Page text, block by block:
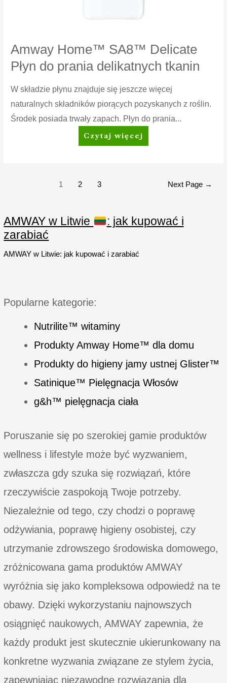
Amway Home™ SA8™ Delicate
Płyn do prania delikatnych tkanin
W składzie płynu znajduje się jeszcze więcej
naturalnych składników piorących pozyskanych z roślin.
Środek posiada trwały zapach. Płyn do prania...
Amway
Home™
Płyn
delikatnych
tkanin
Czytaj więcej
1 2 3 Next Page →
AMWAY w Litwie
: jak kupować i
zarabiać
AMWAY w Litwie: jak kupować i zarabiać
Popularne kategorie:
Nutrilite™ witaminy
Produkty Amway Home™ dla domu
Produkty do higieny jamy ustnej Glister™
Satinique™ Pielęgnacja Włosów
g&h™ pielęgnacja ciała
Poruszanie się po szerokiej gamie produktów
wellness i lifestyle może być wyzwaniem,
zwłaszcza gdy szuka się rozwiązań, które
rzeczywiście zaspokoją Twoje potrzeby.
Niezależnie od tego, czy chodzi o poprawę
odżywiania, poprawę higieny osobistej, czy
utrzymanie zdrowszego środowiska domowego,
zróżnicowana gama produktów AMWAY
wyróżnia się jako kompleksowa odpowiedź na te
obawy. Dzięki wykorzystaniu najnowszych
osiągnięć naukowych, AMWAY zapewnia, że
każdy produkt jest skutecznie ukierunkowany na
konkretne wyzwania związane ze stylem życia,
zapewniając niezawodne rozwiązania dla